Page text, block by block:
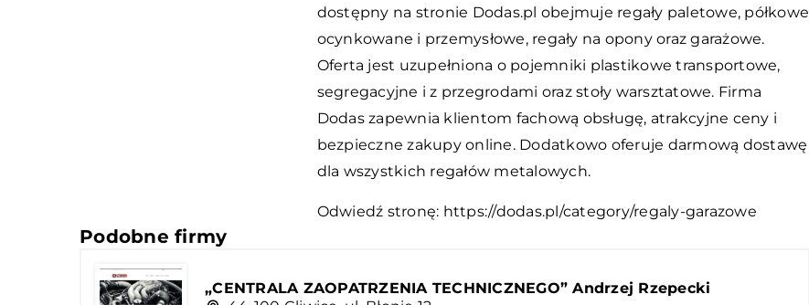
dostępny na stronie Dodas.pl obejmuje regały paletowe, półkowe
ocynkowane i przemysłowe, regały na opony oraz garażowe.
Oferta jest uzupełniona o pojemniki plastikowe transportowe,
segregacyjne i z przegrodami oraz stoły warsztatowe. Firma
Dodas zapewnia klientom fachową obsługę, atrakcyjne ceny i
bezpieczne zakupy online. Dodatkowo oferuje darmową dostawę
dla wszystkich regałów metalowych.
Odwiedź stronę: https://dodas.pl/category/regaly-garazowe
Podobne firmy
„CENTRALA ZAOPATRZENIA TECHNICZNEGO” Andrzej Rzepecki